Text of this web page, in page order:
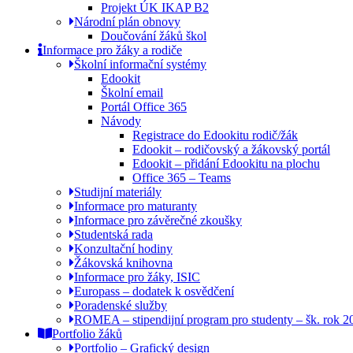
Projekt ÚK IKAP B2
Národní plán obnovy
Doučování žáků škol
Informace pro žáky a rodiče
Školní informační systémy
Edookit
Školní email
Portál Office 365
Návody
Registrace do Edookitu rodič/žák
Edookit – rodičovský a žákovský portál
Edookit – přidání Edookitu na plochu
Office 365 – Teams
Studijní materiály
Informace pro maturanty
Informace pro závěrečné zkoušky
Studentská rada
Konzultační hodiny
Žákovská knihovna
Informace pro žáky, ISIC
Europass – dodatek k osvědčení
Poradenské služby
ROMEA – stipendijní program pro studenty – šk. rok
Portfolio žáků
Portfolio – Grafický design